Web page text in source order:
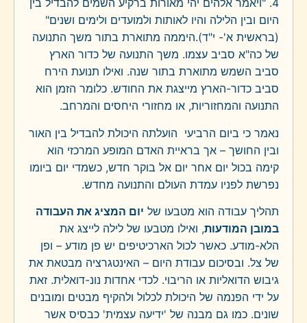
4. "ויאמר אלהים יהי מאורות ברקיע השמים להבדיל בין
היום ובין הלילה והיו לאותות ולמועדים ולימים ושנים"
(בראשית א'- י"ד).היממה מתוארת בתור משך התנועה
של כה"א סביב עצמו. משך התנועה של כדור הארץ
סביב השמש מתוארת בתור שנה. ואילו תנועת הירח
סביב כדור-הארץ מייצגת את החודש. כלומר הזמן הוא
התנועה והמחזוריות, או מחזורי היחסים והמרחב.
נאמר כי ביום הרביעי הועלתה היכולת להבדיל בין האור
ובין החושך – אך בראיית האדם המופע המרכזי הוא
קימה בכול יום אחר יום אל בוקר חדש, כשמדי יום ביומו
נפרשת לפניו עמדת העולם והתנועה מחדש.
תהליך עבודה הוא מטבעו של יום המציג את העבודה
במובן המודעות, ואילו מטבעו של לילה לייצג את
הלא-מודע. כאשר לכול הארכיטיפים יש פן מודע – ופן
של צל. ובסיכום עבודת היום – האינטגרציה מבטאת את
גיבוש הדואליות או הריבוי. לכדי אחדות נונ-דואלית. זאת
על ידי הפנמה של היכולת לכלול ולהקיף מבטים ומובנים
שונים. כמו גם מבנה של 'ידיעה עצמית' כבסיס אשר